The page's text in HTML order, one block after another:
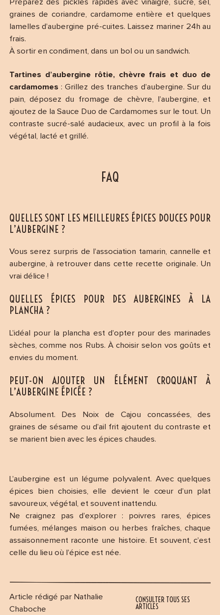
Préparez des pickles rapides avec vinaigre, sucre, sel,
graines de coriandre, cardamome entière et quelques
lamelles d’aubergine pré-cuites. Laissez mariner 24h au
frais.
À sortir en condiment, dans un bol ou un sandwich.
Tartines d’aubergine rôtie, chèvre frais et duo de
cardamomes: Grillez des tranches d’aubergine. Sur du
pain, déposez du fromage de chèvre, l’aubergine, et
ajoutez de la Sauce Duo de Cardamomes sur le tout. Un
contraste sucré-salé audacieux, avec un profil à la fois
végétal, lacté et grillé.
FAQ
QUELLES SONT LES MEILLEURES ÉPICES DOUCES POUR
L’AUBERGINE ?
Vous serez surpris de l’association tamarin, cannelle et
aubergine, à retrouver dans cette recette originale. Un
vrai délice !
QUELLES ÉPICES POUR DES AUBERGINES À LA
PLANCHA ?
L’idéal pour la plancha est d’opter pour des marinades
sèches, comme nos Rubs. À choisir selon vos goûts et
envies du moment.
PEUT-ON AJOUTER UN ÉLÉMENT CROQUANT À
L’AUBERGINE ÉPICÉE ?
Absolument. Des Noix de Cajou concassées, des
graines de sésame ou d’ail frit ajoutent du contraste et
se marient bien avec les épices chaudes.
L’aubergine est un légume polyvalent. Avec quelques
épices bien choisies, elle devient le cœur d’un plat
savoureux, végétal, et souvent inattendu.
Ne craignez pas d’explorer : poivres rares, épices
fumées, mélanges maison ou herbes fraîches, chaque
assaisonnement raconte une histoire. Et souvent, c’est
celle du lieu où l’épice est née.
Article rédigé par Nathalie
Chaboche
CONSULTER TOUS SES
ARTICLES